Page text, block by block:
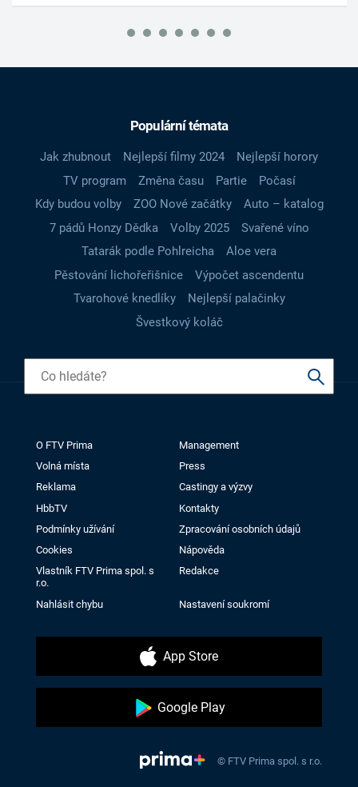
Populární témata
Jak zhubnout Nejlepší filmy 2024
Nejlepší horory
TV program
Změna času Partie
Počasí
Kdy budou volby
ZOO Nové začátky
Auto – katalog
7 pádů Honzy Dědka
Volby 2025
Svařené víno
Tatarák podle Pohlreicha
Aloe vera
Pěstování lichořeřišnice
Výpočet ascendentu
Tvarohové knedlíky
Nejlepší palačinky
Švestkový koláč
O FTV Prima
Management
Volná místa
Press
Reklama
Castingy a výzvy
HbbTV
Kontakty
Podmínky užívání
Zpracování osobních údajů
Cookies
Nápověda
Vlastník FTV Prima spol. s
r.o.
Redakce
Nahlásit chybu Nastavení soukromí
App Store
Google Play
© FTV Prima spol. s r.o.